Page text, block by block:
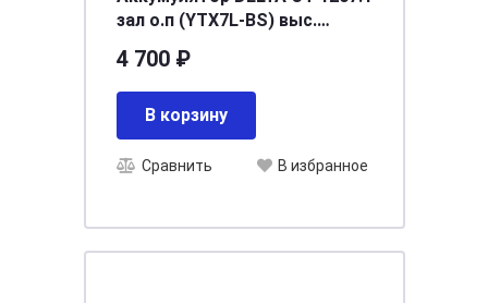
зал о.п (YTX7L-BS) выc.
4 700 ₽
В корзину
Сравнить В избранное